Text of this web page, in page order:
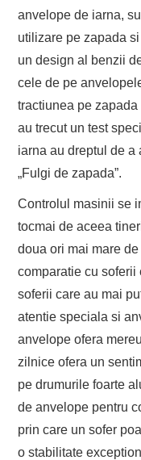
anvelope de iarna,
utilizare pe zapada
un design al benzii
cele de pe
tractiunea pe
au trecut un test
iarna au dreptul de a
„Fulgi de zapada”.
Controlul masinii se
tocmai de aceea
doua ori mai mare
comparatie cu soferii
soferii care au mai
atentie speciala si
anvelope ofera
zilnice ofera un
pe drumurile foarte
de anvelope pentru
prin care un sofer
o stabilitate